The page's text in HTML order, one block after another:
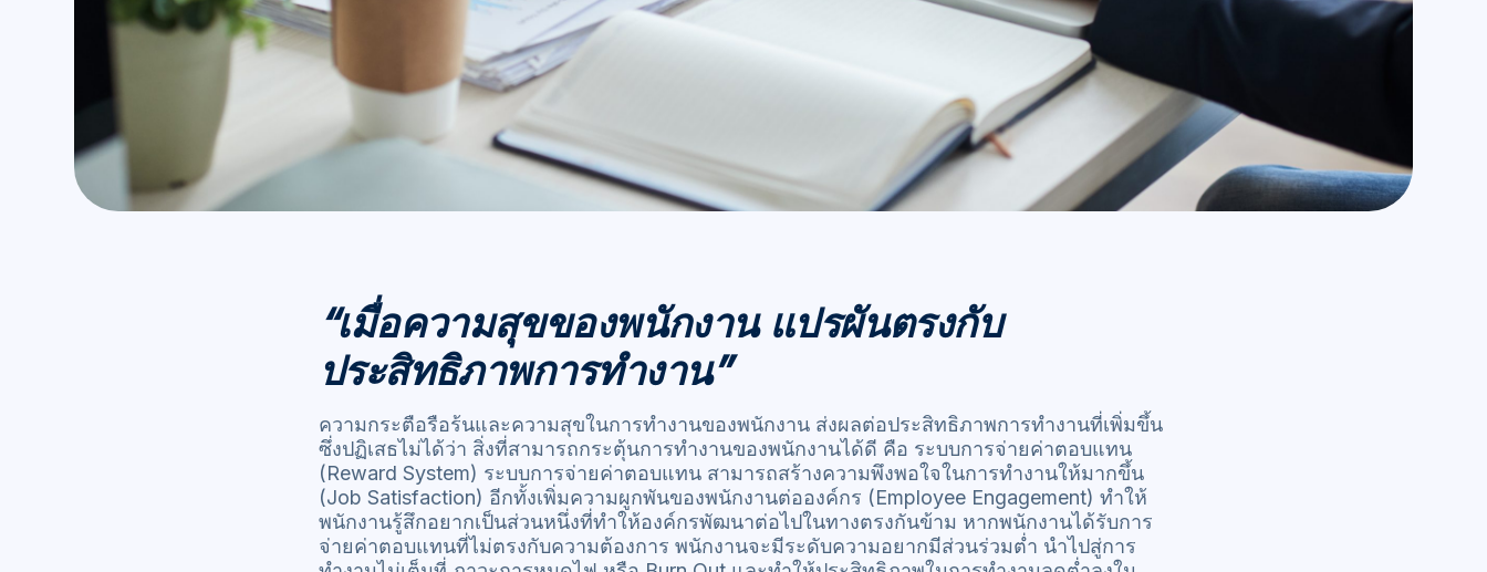
“เมื่อความสุขของพนักงาน แปรผันตรงกับ
ประสิทธิภาพการทำงาน”
ความกระตือรือร้นและความสุขในการทำงานของพนักงาน ส่งผลต่อประสิทธิภาพการทำงานที่เพิ่มขึ้น
ซึ่งปฏิเสธไม่ได้ว่า สิ่งที่สามารถกระตุ้นการทำงานของพนักงานได้ดี คือ ระบบการจ่ายค่าตอบแทน
(Reward System) ระบบการจ่ายค่าตอบแทน สามารถสร้างความพึงพอใจในการทำงานให้มากขึ้น
(Job Satisfaction) อีกทั้งเพิ่มความผูกพันของพนักงานต่อองค์กร (Employee Engagement) ทำให้
พนักงานรู้สึกอยากเป็นส่วนหนึ่งที่ทำให้องค์กรพัฒนาต่อไปในทางตรงกันข้าม หากพนักงานได้รับการ
จ่ายค่าตอบแทนที่ไม่ตรงกับความต้องการ พนักงานจะมีระดับความอยากมีส่วนร่วมต่ำ นำไปสู่การ